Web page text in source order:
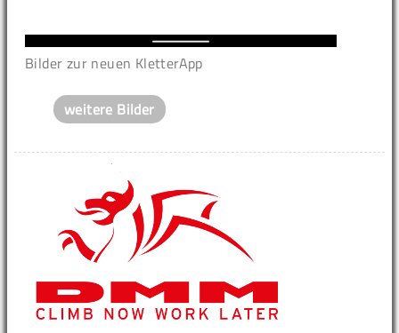
Bilder zur neuen KletterApp
weitere Bilder